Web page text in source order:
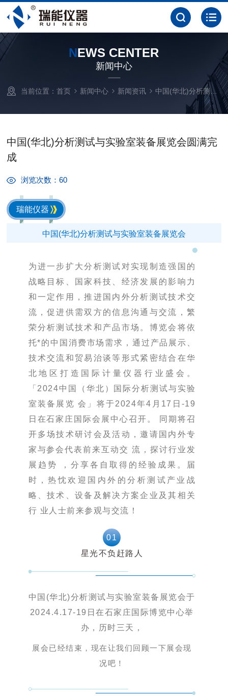
NEWS CENTER
新闻中心
当前位置：首页 新闻中心 新闻资讯 中国(华北)分析测试与实验室装备展览会圆满完成
中国(华北)分析测试与实验室装备展览会圆满完
成
浏览次数：60
瑞能仪器
中国(华北)分析测试与实验室装备展览会
为进一步扩大分析测试对实现制造强国的
战略目标、国家科技、经济发展的影响力
和一定作用，推进国内外分析测试技术交
流，促进供需双方的信息沟通与交流，繁
荣分析测试技术和产品市场。博览会将依
托*的中国消费市场需求，通过产品展示、
技术交流和贸易治谈等形式紧密结合在华
北地区打造国际计量仪器行业盛会。
「2024中国（华北）国际分析测试与实验
室装备展览 会」将于2024年4月17日-19
日在石家庄国际会展中心召开。 同期将召
开多场技术研讨会及活动，邀请国内外专
家与参会代表前来互动交 流，探讨行业发
展趋势 ，分享各自取得的经验成果。届
时，热忱欢迎国内外的分析测试产业战
略、技术、设备及解决方案企业及其相关
行 业人士前来参观与交流！
01
星光不负赶路人
中国(华北)分析测试与实验室装备展览会于
2024.4.17-19日在石家庄国际博览中心举
办，历时三天，
展会已经结束，现在让我们回顾一下展会现
况吧！